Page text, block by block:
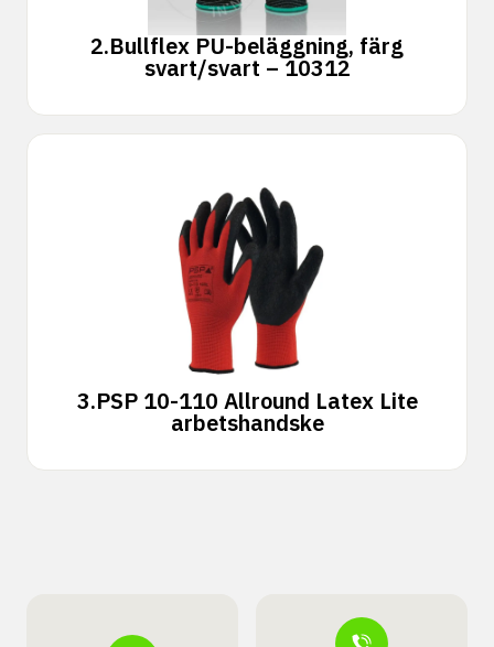
2.Bullflex PU-beläggning, färg
svart/svart – 10312
3.PSP 10-110 Allround Latex Lite
arbetshandske